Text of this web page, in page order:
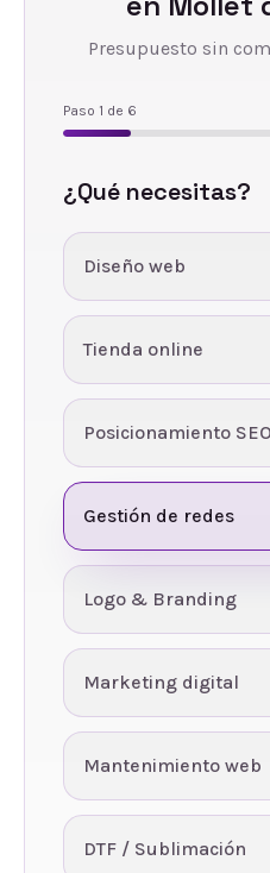
Presupuesto sin
Paso 1 de 6
¿Qué necesitas?
Diseño web
Tienda online
Posicionamiento SEO
Gestión de redes
Logo & Branding
Marketing digital
Mantenimiento web
DTF / Sublimación